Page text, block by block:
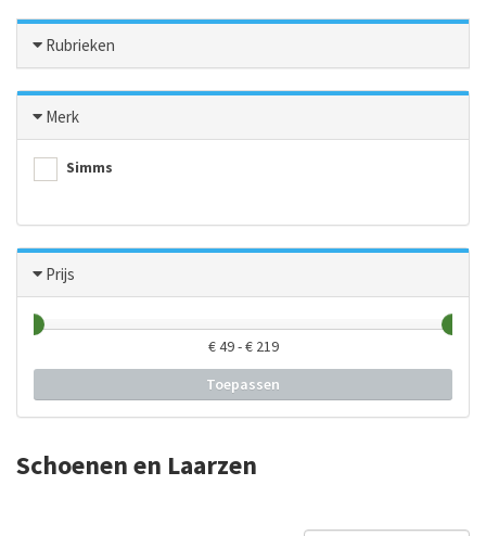
Rubrieken
Merk
Simms
Prijs
€49- € 219
Toepassen
Schoenen en Laarzen